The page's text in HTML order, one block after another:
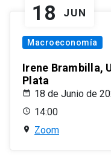
18 JUN
Macroeconomía
Irene Brambilla,
Plata
18 de Junio de
14:00
Zoom